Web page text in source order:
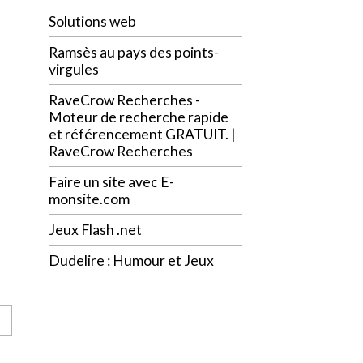
Solutions web
Ramsès au pays des points-
virgules
RaveCrow Recherches -
Moteur de recherche rapide
et référencement GRATUIT. |
RaveCrow Recherches
Faire un site avec E-
monsite.com
Jeux Flash .net
Dudelire : Humour et Jeux